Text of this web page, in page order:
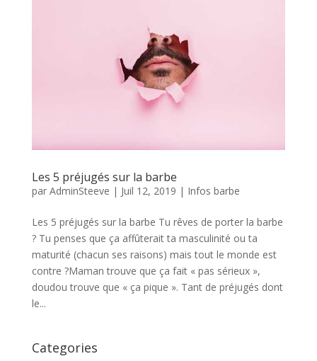
Les 5 préjugés sur la barbe
par AdminSteeve | Juil 12, 2019 | Infos barbe
Les 5 préjugés sur la barbe Tu rêves de porter la barbe
? Tu penses que ça affûterait ta masculinité ou ta
maturité (chacun ses raisons) mais tout le monde est
contre ?Maman trouve que ça fait « pas sérieux »,
doudou trouve que « ça pique ». Tant de préjugés dont
le...
Categories